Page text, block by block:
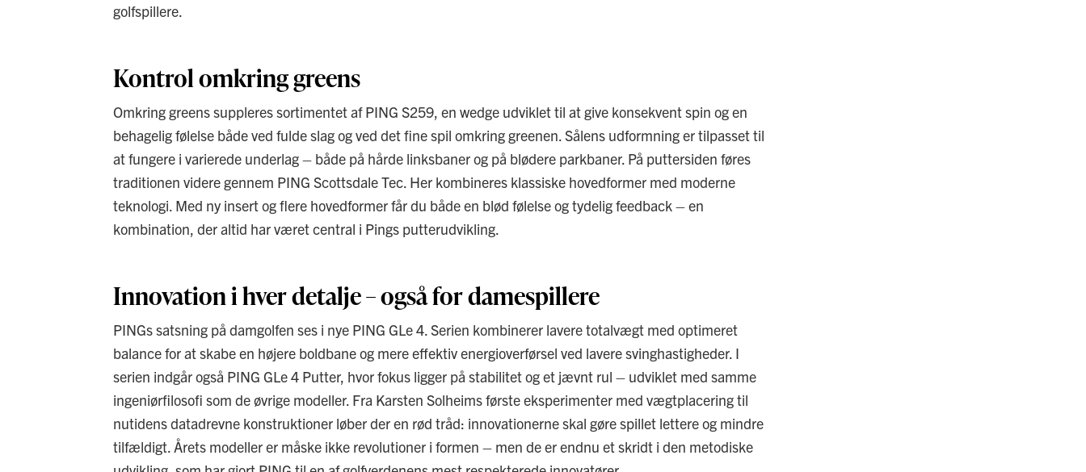
golfspillere.
Kontrol omkring greens
Omkring greens suppleres sortimentet af PING S259, en wedge udviklet til at give konsekvent spin og en
behagelig følelse både ved fulde slag og ved det fine spil omkring greenen. Sålens udformning er tilpasset til
at fungere i varierede underlag – både på hårde linksbaner og på blødere parkbaner. På puttersiden føres
traditionen videre gennem PING Scottsdale Tec. Her kombineres klassiske hovedformer med moderne
teknologi. Med ny insert og flere hovedformer får du både en blød følelse og tydelig feedback – en
kombination, der altid har været central i Pings putterudvikling.
Innovation i hver detalje – også for damespillere
PINGs satsning på damgolfen ses i nye PING GLe 4. Serien kombinerer lavere totalvægt med optimeret
balance for at skabe en højere boldbane og mere effektiv energioverførsel ved lavere svinghastigheder. I
serien indgår også PING GLe 4 Putter, hvor fokus ligger på stabilitet og et jævnt rul – udviklet med samme
ingeniørfilosofi som de øvrige modeller. Fra Karsten Solheims første eksperimenter med vægtplacering til
nutidens datadrevne konstruktioner løber der en rød tråd: innovationerne skal gøre spillet lettere og mindre
tilfældigt. Årets modeller er måske ikke revolutioner i formen – men de er endnu et skridt i den metodiske